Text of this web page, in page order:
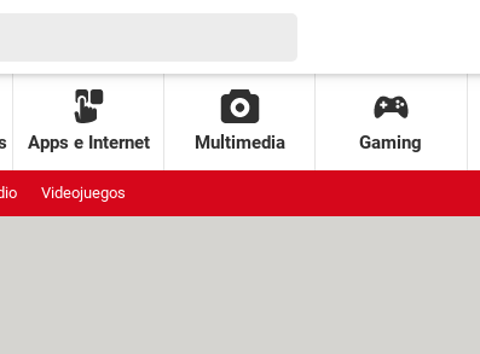
Apps e Internet Multimedia Gaming
Videojuegos